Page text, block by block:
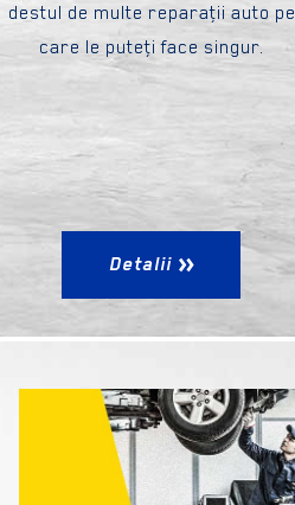
destul de multe reparaţii auto pe
care le puteţi face singur.
Detalii